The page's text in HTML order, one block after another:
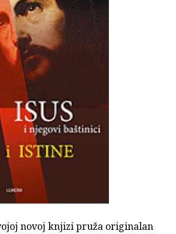
novoj knjizi pruža originalan